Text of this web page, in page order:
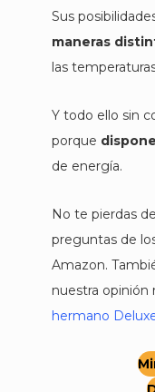
Sus
maneras
las
Y todo ello sin
porque
de energía.
No te pierdas
preguntas de
Amazon.
nuestra opinión
hermano